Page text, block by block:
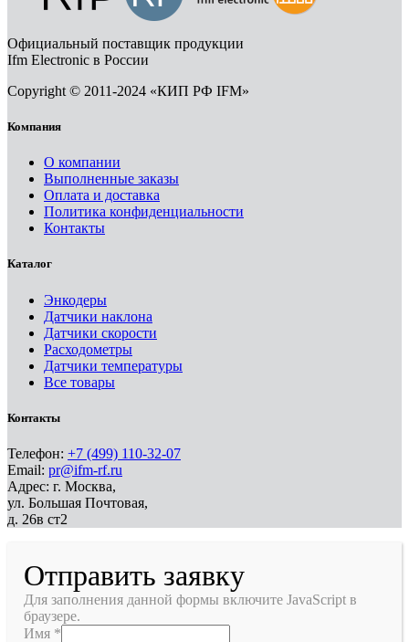
Официальный поставщик продукции
Ifm Electronic в России
Copyright © 2011-2024 «КИП РФ IFM»
Компания
О компании
Выполненные заказы
Оплата и доставка
Политика конфиденциальности
Контакты
Каталог
Энкодеры
Датчики наклона
Датчики скорости
Расходометры
Датчики температуры
Все товары
Контакты
Телефон: +7 (499) 110-32-07
Email: pr@ifm-rf.ru
Адрес: г. Москва,
ул. Большая Почтовая,
д. 26в ст2
Отправить заявку
Для заполнения данной формы включите JavaScript в
браузере.
Имя *